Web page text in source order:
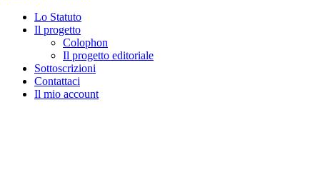
Lo Statuto
Il progetto
Colophon
Il progetto editoriale
Sottoscrizioni
Contattaci
Il mio account